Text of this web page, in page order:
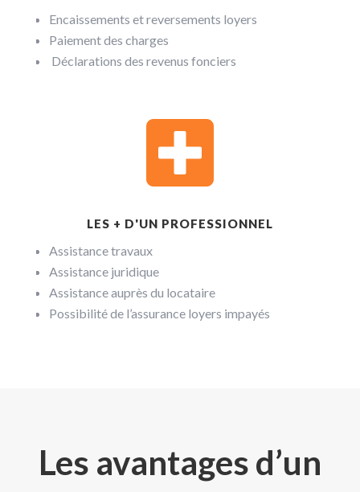
Encaissements et reversements loyers
Paiement des charges
Déclarations des revenus fonciers

LES + D'UN PROFESSIONNEL
Assistance travaux
Assistance juridique
Assistance auprès du locataire
Possibilité de l’assurance loyers impayés
Les avantages d’un